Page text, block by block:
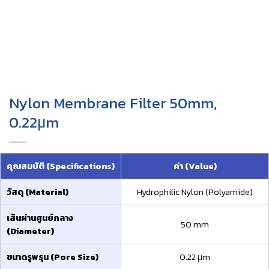
Nylon Membrane Filter 50mm,
0.22μm
คุณสมบัติ (Specifications)
ค่า (Value)
วัสดุ (Material)
Hydrophilic Nylon (Polyamide)
เส้นผ่านศูนย์กลาง
(Diameter)
50 mm
ขนาดรูพรุน (Pore Size)
0.22 μm